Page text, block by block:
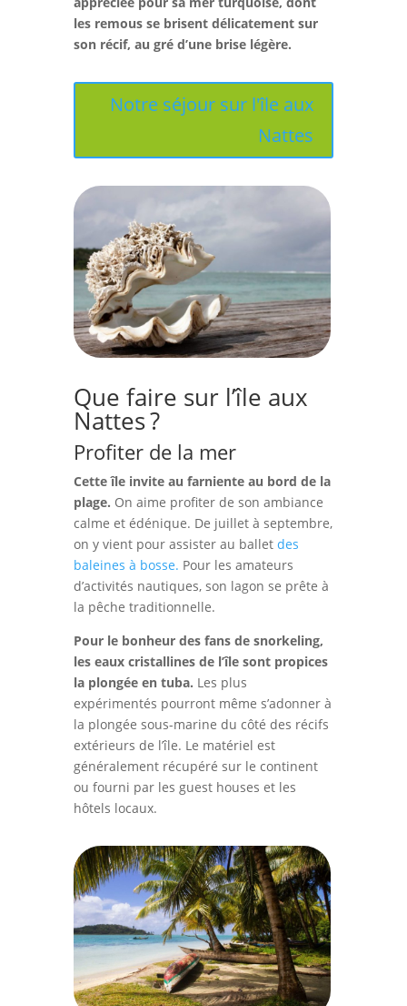
les remous se brisent délicatement sur
son récif, au gré d’une brise légère.
Notre séjour sur l'île aux
Nattes
Que faire sur l’île aux
Nattes ?
Profiter de la mer
Cette île invite au farniente au bord de la
plage. On aime profiter de son ambiance
calme et édénique. De juillet à septembre,
on y vient pour assister au ballet des
baleines à bosse. Pour les amateurs
d’activités nautiques, son lagon se prête à
la pêche traditionnelle.
Pour le bonheur des fans de snorkeling,
les eaux cristallines de l’île sont propices
la plongée en tuba. Les plus
expérimentés pourront même s’adonner à
la plongée sous-marine du côté des récifs
extérieurs de l’île. Le matériel est
généralement récupéré sur le continent
ou fourni par les guest houses et les
hôtels locaux.